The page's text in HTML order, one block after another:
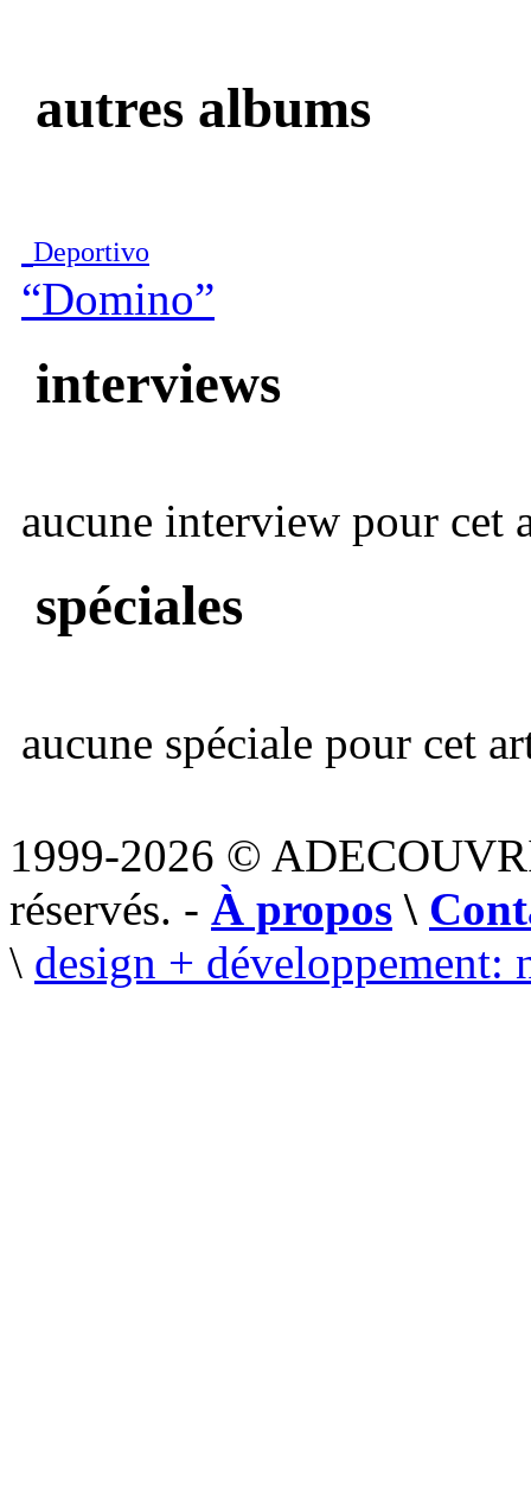
autres albums
Deportivo
“Domino”
interviews
aucune interview pour cet
spéciales
aucune spéciale pour cet
1999-2026 ©
réservés. - À propos \
\ design + développement: